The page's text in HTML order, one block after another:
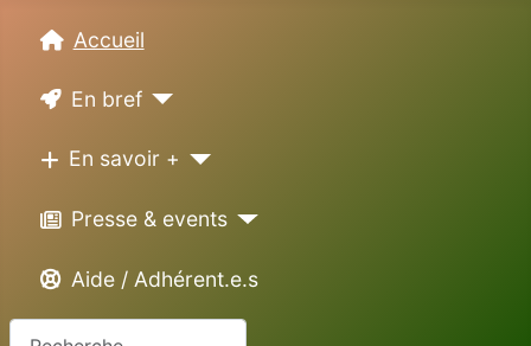
Accueil
En bref
En savoir +
Presse & events
Aide / Adhérent.e.s
Rechercher